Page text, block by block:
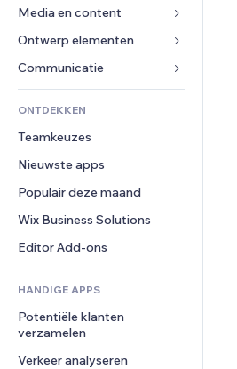
Social media
SEO
Betrokkenheid
Websitevermeldingen
E-mail
Conversie
Verkoopknoppen
Online cursussen
Print on demand
Boekhouding
Coupons en loyaliteit
Opslagoplossingen
Dropshipping
Prijzen en abonnementen
Crowdfunding
Eten en drinken
Hotels
Evenementen
Restaurants
Vastgoed
Boekingen
Media en content
Galerij
Muziek
Podcasts
Fotografie
Video
PDF
Bestanden delen
Nieuws
Ontwerp elementen
Kaarten en navigatie
Privacy en beveiliging
Ontime
Pagina templates
Afbeeldingseffecten
Knoppen en menu's
Banners en badges
Rekenmachines
Zoeken
Weer
Grafieken en tabellen
Formulieren
Enquêtes
Chat
Opmerkingen
Telefoonnummer
Community
Beoordelingen en testimonials
CRM
ONTDEKKEN
Teamkeuzes
Nieuwste apps
Populair deze maand
Wix Business Solutions
Editor Add-ons
HANDIGE APPS
Potentiële klanten
verzamelen
Verkeer analyseren